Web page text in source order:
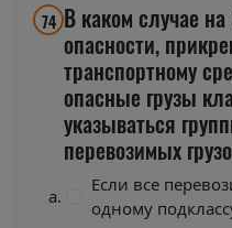
74 В каком случае
опасности,
транспортному
опасные грузы
указываться
перевозимых
Если все
одному